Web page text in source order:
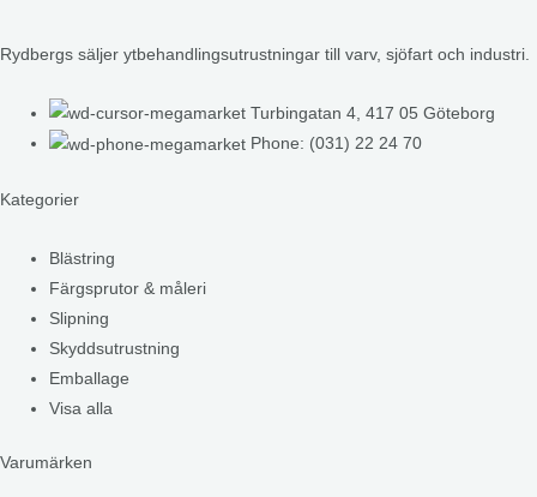
Rydbergs säljer ytbehandlingsutrustningar till varv, sjöfart och industri.
Turbingatan 4, 417 05 Göteborg
Phone: (031) 22 24 70
Kategorier
Blästring
Färgsprutor & måleri
Slipning
Skyddsutrustning
Emballage
Visa alla
Varumärken